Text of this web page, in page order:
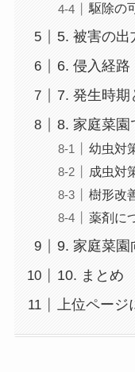
駆除の
5. 被害の出
6. 侵入経路
7. 発生時期
8. 家庭菜園
幼虫対
成虫対
樹形改
薬剤に
9. 家庭菜園
10. まとめ
上位ページ